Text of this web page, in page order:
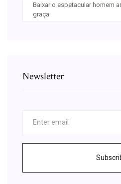
Baixar o espetacular homem
graça
Newsletter